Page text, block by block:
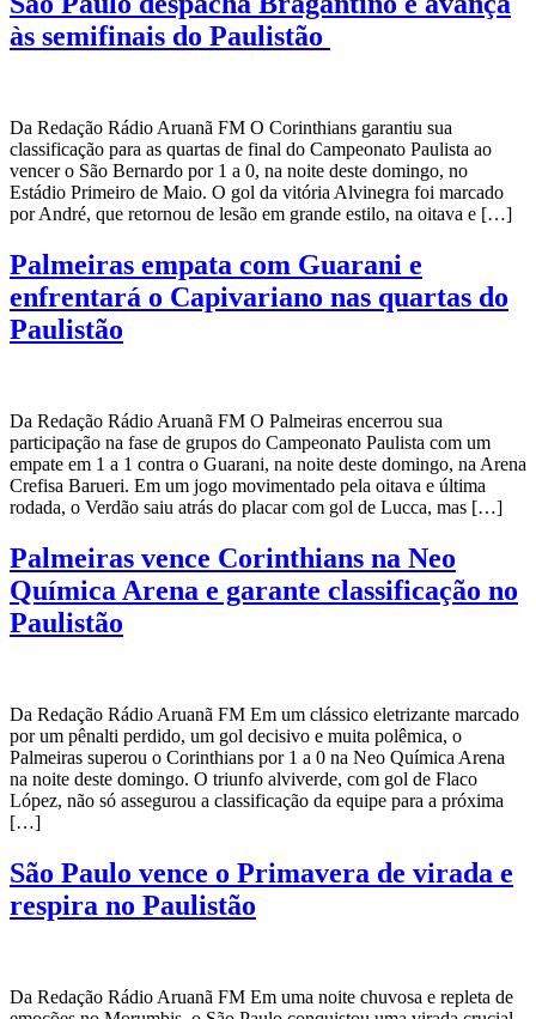
às semifinais do Paulistão
Da Redação Rádio Aruanã FM O Corinthians garantiu sua
classificação para as quartas de final do Campeonato Paulista ao
vencer o São Bernardo por 1 a 0, na noite deste domingo, no
Estádio Primeiro de Maio. O gol da vitória Alvinegra foi marcado
por André, que retornou de lesão em grande estilo, na oitava e […]
Palmeiras empata com Guarani e
enfrentará o Capivariano nas quartas do
Paulistão
Da Redação Rádio Aruanã FM O Palmeiras encerrou sua
participação na fase de grupos do Campeonato Paulista com um
empate em 1 a 1 contra o Guarani, na noite deste domingo, na Arena
Crefisa Barueri. Em um jogo movimentado pela oitava e última
rodada, o Verdão saiu atrás do placar com gol de Lucca, mas […]
Palmeiras vence Corinthians na Neo
Química Arena e garante classificação no
Paulistão
Da Redação Rádio Aruanã FM Em um clássico eletrizante marcado
por um pênalti perdido, um gol decisivo e muita polêmica, o
Palmeiras superou o Corinthians por 1 a 0 na Neo Química Arena
na noite deste domingo. O triunfo alviverde, com gol de Flaco
López, não só assegurou a classificação da equipe para a próxima
[…]
São Paulo vence o Primavera de virada e
respira no Paulistão
Da Redação Rádio Aruanã FM Em uma noite chuvosa e repleta de